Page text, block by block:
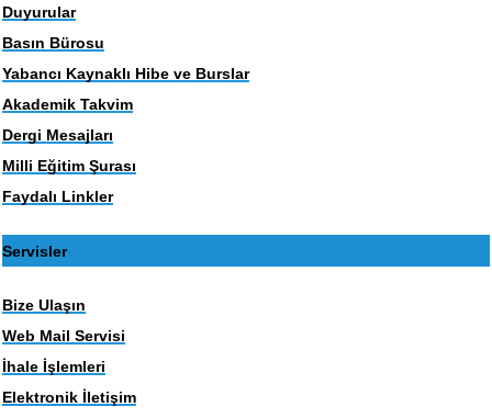
Duyurular
Basın Bürosu
Yabancı Kaynaklı Hibe ve Burslar
Akademik Takvim
Dergi Mesajları
Milli Eğitim Şurası
Faydalı Linkler
Servisler
Bize Ulaşın
Web Mail Servisi
İhale İşlemleri
Elektronik İletişim